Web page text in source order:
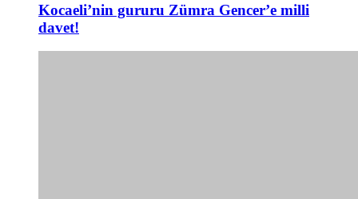
Kocaeli’nin gururu Zümra Gencer’e milli
davet!